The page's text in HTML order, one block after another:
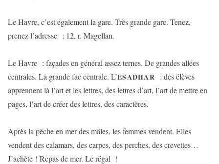
Le Havre, c’est également la gare. Très grande gare. Tenez,
prenez l’adresse : 12, r. Magellan.
Le Havre : façades en général assez ternes. De grandes allées
centrales. La grande fac centrale. L’ESADHAR : des élèves
apprennent là l’art et les lettres, des lettres d’art, l’art de mettre en
pages, l’art de créer des lettres, des caractères.
Après la pêche en mer des mâles, les femmes vendent. Elles
vendent des calamars, des carpes, des perches, des crevettes…
J’achète ! Repas de mer. Le régal !